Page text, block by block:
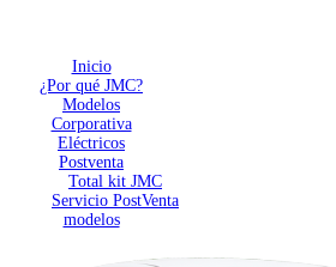
Inicio
¿Por qué JMC?
Modelos
Corporativa
Eléctricos
Postventa
Total kit JMC
Servicio PostVenta
modelos